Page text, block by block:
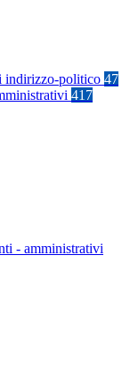
indirizzo-politico 47
417
- amministrativi